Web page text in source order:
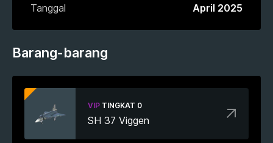
Tanggal April 2025
Barang-barang
VIP TINGKAT 0
SH 37 Viggen